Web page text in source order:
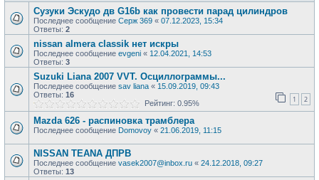
Сузуки Эскудо дв G16b как провести парад цилиндров
Последнее сообщение Серж 369 « 07.12.2023, 15:34
Ответы: 2
nissan almera classik нет искры
Последнее сообщение evgeni « 12.04.2021, 14:53
Ответы: 3
Suzuki Liana 2007 VVT. Осциллограммы...
Последнее сообщение sav liana « 15.09.2019, 09:43
Ответы: 16 1 2
Рейтинг: 0.95%
Mazda 626 - распиновка трамблера
Последнее сообщение Domovoy « 21.06.2019, 11:15
NISSAN TEANA ДПРВ
Последнее сообщение vasek2007@inbox.ru « 24.12.2018, 09:27
Ответы: 13